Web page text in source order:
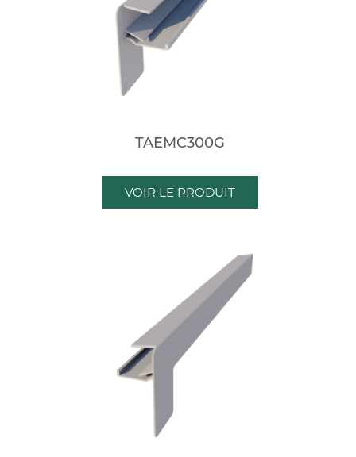
TAEMC300G
VOIR LE PRODUIT